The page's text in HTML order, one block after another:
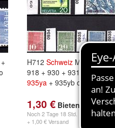
H712 Schweiz Mi. Nr. 911
918 + 930 + 931 + 933 +
935ya + 935yb o <
1,30 € Bieten
Noch2 Tage 18 Std.
+ 1,00 € Versand